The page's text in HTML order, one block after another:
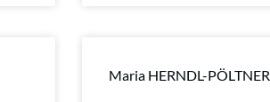
Maria HERNDL-PÖLTNER